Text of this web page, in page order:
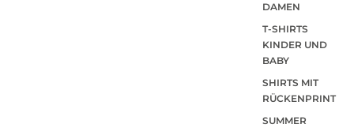
DAMEN
T-SHIRTS
KINDER UND
BABY
SHIRTS MIT
RÜCKENPRINT
SUMMER